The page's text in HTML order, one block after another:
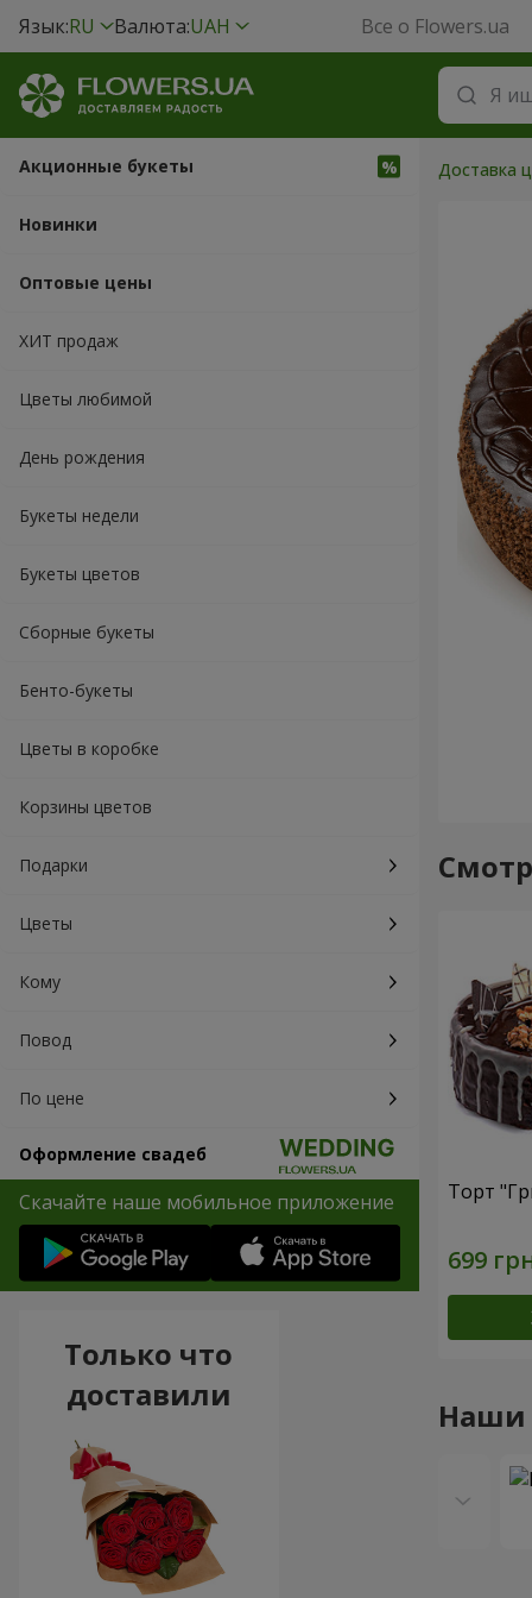
Язык:RU Валюта:UAH Все о Flowers.ua
Акционные букеты
Новинки
Оптовые цены
ХИТ продаж
Цветы любимой
День рождения
Букеты недели
Букеты цветов
Сборные букеты
Бенто-букеты
Цветы в коробке
Корзины цветов
Подарки
Цветы
Кому
Повод
По цене
Оформление свадеб
Скачайте наше мобильное приложение
Доставка
Торт
Наши
Только что
доставили